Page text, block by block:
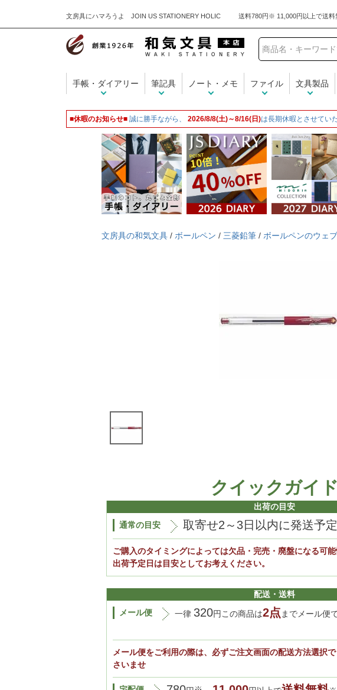
文房具にハマろうよ JOIN US STATIONERY HOLIC
和気文具
手帳・ダイアリー 筆記具 ノート・メモ ファイル 文具製品
■休暇のお知らせ■ 誠に勝手ながら、 2026/8/8(土)～8/16(日)は長期休暇とさせてい
文房具の和気文具 / ボールペン / 三菱鉛筆 / ボールペンのウェ
クイックガイド
出荷の目安
通常の目安
取寄せ2～3日以内に発送予
ご購入のタイミングによっては欠品・完売・廃盤になる可能
出荷予定日は目安としてお考えください。
配送・送料
メール便
一律 320円この商品は2点 までメール便
メール便をご利用の際は、必ずご注文画面の配送方法選択
さいませ